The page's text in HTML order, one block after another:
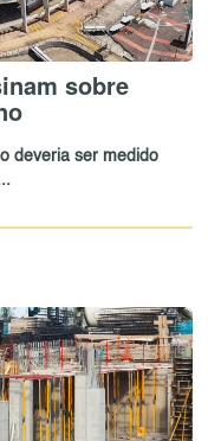
sobre
deveria ser medido